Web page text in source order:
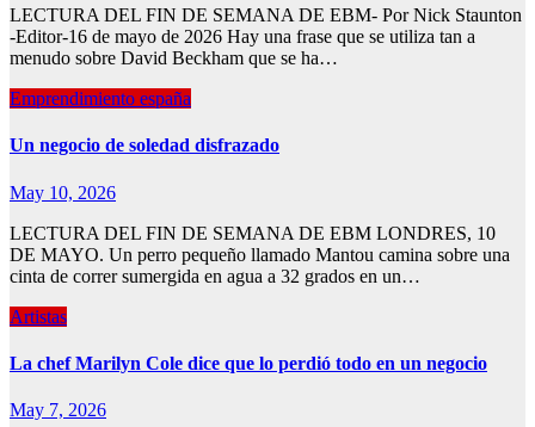
LECTURA DEL FIN DE SEMANA DE EBM- Por Nick Staunton
-Editor-16 de mayo de 2026 Hay una frase que se utiliza tan a
menudo sobre David Beckham que se ha…
Emprendimiento españa
Un negocio de soledad disfrazado
May 10, 2026
LECTURA DEL FIN DE SEMANA DE EBM LONDRES, 10
DE MAYO. Un perro pequeño llamado Mantou camina sobre una
cinta de correr sumergida en agua a 32 grados en un…
Artistas
La chef Marilyn Cole dice que lo perdió todo en un negocio
May 7, 2026